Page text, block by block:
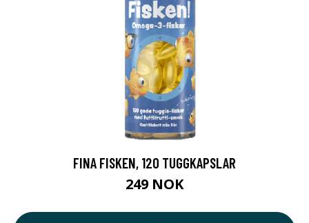
FINA FISKEN, 120 TUGGKAPSLAR
249 NOK